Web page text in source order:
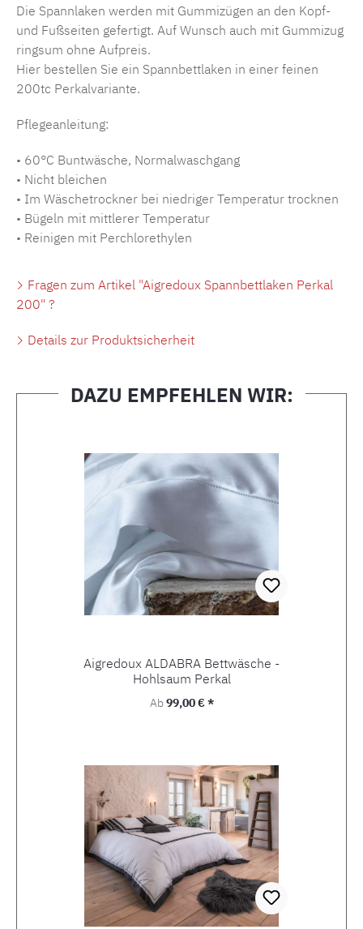
Die Spannlaken werden mit Gummizügen an den Kopf-
und Fußseiten gefertigt. Auf Wunsch auch mit Gummizug
ringsum ohne Aufpreis.
Hier bestellen Sie ein Spannbettlaken in einer feinen
200tc Perkalvariante.
Pflegeanleitung:
• 60°C Buntwäsche, Normalwaschgang
• Nicht bleichen
• Im Wäschetrockner bei niedriger Temperatur trocknen
• Bügeln mit mittlerer Temperatur
• Reinigen mit Perchlorethylen
Fragen zum Artikel "Aigredoux Spannbettlaken Perkal
200" ?
Details zur Produktsicherheit
DAZU EMPFEHLEN WIR:
Aigredoux ALDABRA Bettwäsche -
Hohlsaum Perkal
Regulärer Preis:
Ab99,00 € *